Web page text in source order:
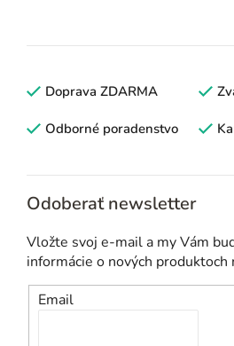
a
p
v
ý
v
n
e
Doprava ZDARMA
Odborné poradenstvo
Odoberať newsletter
Vložte svoj e-mail a my Vám
informácie o nových produktoch
Email